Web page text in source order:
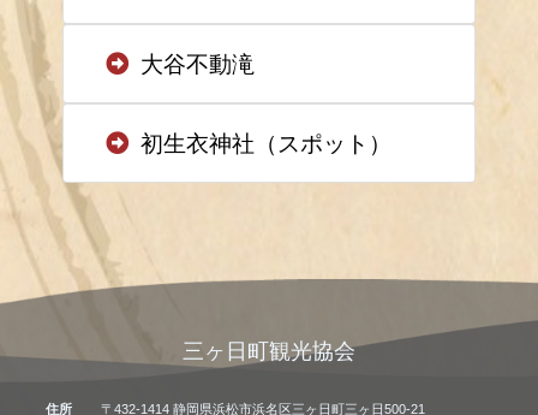
大谷不動滝
初生衣神社（スポット）
三ヶ日町観光協会
住所 〒432-1414 静岡県浜松市浜名区三ヶ日町三ヶ日500-21